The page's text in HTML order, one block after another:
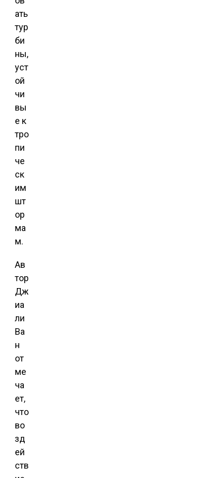
ать
тур
би
ны,
уст
ой
чи
вы
е к
тро
пи
че
ск
им
шт
ор
ма
м.
Ав
тор
Дж
иа
ли
Ва
н
от
ме
ча
ет,
что
во
зд
ей
ств